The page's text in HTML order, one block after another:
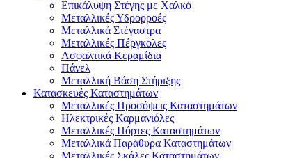
Επικάλυψη Στέγης με Χαλκό
Μεταλλικές Υδρορροές
Μεταλλικά Στέγαστρα
Μεταλλικές Πέργκολες
Ασφαλτικά Κεραμίδια
Πάνελ
Μεταλλική Βάση Στήριξης
Κατασκευές Καταστημάτων
Μεταλλικές Προσόψεις Καταστημάτων
Ηλεκτρικές Καρμανιόλες
Μεταλλικές Πόρτες Καταστημάτων
Μεταλλικά Παράθυρα Καταστημάτων
Μεταλλικές Σκάλες Καταστημάτων